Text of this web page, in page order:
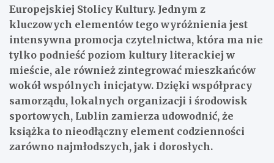
Europejskiej Stolicy Kultury. Jednym z
kluczowych elementów tego wyróżnienia jest
intensywna promocja czytelnictwa, która ma nie
tylko podnieść poziom kultury literackiej w
mieście, ale również zintegrować mieszkańców
wokół wspólnych inicjatyw. Dzięki współpracy
samorządu, lokalnych organizacji i środowisk
sportowych, Lublin zamierza udowodnić, że
książka to nieodłączny element codzienności
zarówno najmłodszych, jak i dorosłych.